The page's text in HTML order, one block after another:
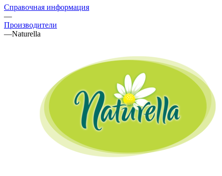
Справочная информация
—
Производители
—Naturella